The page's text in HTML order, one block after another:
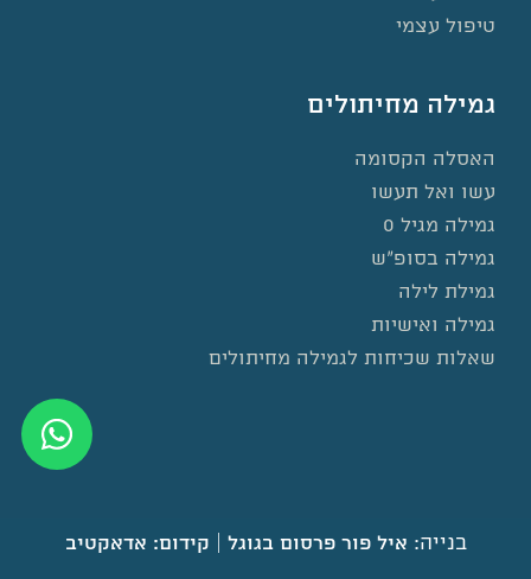
טיפול עצמי
גמילה מחיתולים
האסלה הקסומה
עשו ואל תעשו
גמילה מגיל 0
גמילה בסופ”ש
גמילת לילה
גמילה ואישיות
שאלות שכיחות לגמילה מחיתולים
בנייה: איל פור פרסום בגוגל קידום: אדאקטיב